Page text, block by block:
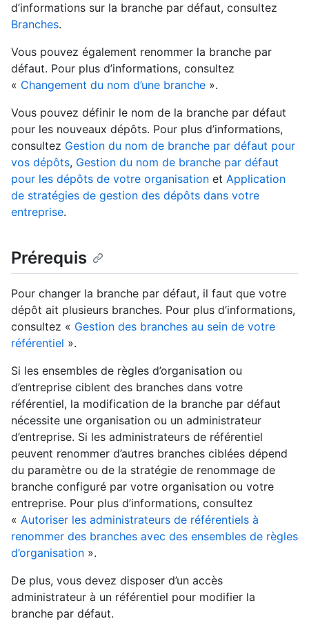
d’informations sur la branche par défaut, consultez
Branches.
Vous pouvez également renommer la branche par
défaut. Pour plus d’informations, consultez
« Changement du nom d’une branche ».
Vous pouvez définir le nom de la branche par défaut
pour les nouveaux dépôts. Pour plus d’informations,
consultez Gestion du nom de branche par défaut pour
vos dépôts, Gestion du nom de branche par défaut
pour les dépôts de votre organisation et Application
de stratégies de gestion des dépôts dans votre
entreprise.
Prérequis
Pour changer la branche par défaut, il faut que votre
dépôt ait plusieurs branches. Pour plus d’informations,
consultez « Gestion des branches au sein de votre
référentiel ».
Si les ensembles de règles d’organisation ou
d’entreprise ciblent des branches dans votre
référentiel, la modification de la branche par défaut
nécessite une organisation ou un administrateur
d’entreprise. Si les administrateurs de référentiel
peuvent renommer d’autres branches ciblées dépend
du paramètre ou de la stratégie de renommage de
branche configuré par votre organisation ou votre
entreprise. Pour plus d’informations, consultez
« Autoriser les administrateurs de référentiels à
renommer des branches avec des ensembles de règles
d’organisation ».
De plus, vous devez disposer d’un accès
administrateur à un référentiel pour modifier la
branche par défaut.